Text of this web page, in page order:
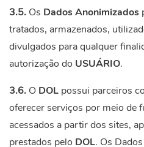
3.5. Os Dados Anonimizados
tratados, armazenados,
divulgados para qualquer
autorização do USUÁRIO.
3.6. O DOL possui parceiros
oferecer serviços por meio de
acessados a partir dos sites,
prestados pelo DOL. Os